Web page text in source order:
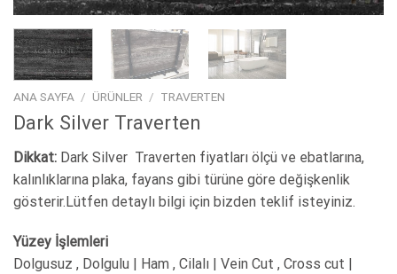
ANA SAYFA / ÜRÜNLER / TRAVERTEN
Dark Silver Traverten
Dikkat: Dark Silver Traverten fiyatları ölçü ve ebatlarına,
kalınlıklarına plaka, fayans gibi türüne göre değişkenlik
gösterir.Lütfen detaylı bilgi için bizden teklif isteyiniz.
Yüzey İşlemleri
Dolgusuz , Dolgulu | Ham , Cilalı | Vein Cut , Cross cut |